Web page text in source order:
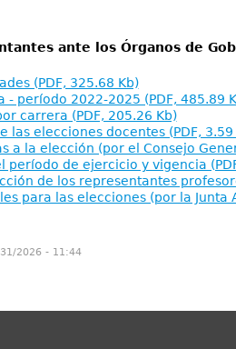
ante los Órganos de
(PDF, 325.68 Kb)
- período 2022-2025 (PDF, 485.89
carrera (PDF, 205.26 Kb)
las elecciones docentes (PDF, 3.59
a la elección (por el Consejo
período de ejercicio y vigencia
de los representantes
para las elecciones (por la Junta
2026 - 11:44